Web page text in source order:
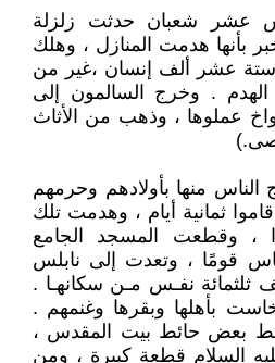
عشر شعبان حدثت زلزلة
بأنها هدمت المنازل ، وهلك
ستة عشر ألف إنسان ،غير من
. وخرج السالمون إلى
عملوها ، وذهب من الأثاث
الناس منها بأولادهم وحرمهم
ثمانية أيام ، وهدمت تلك
، وقطعت المسجد الجامع
قومًا ، وتعدت إلى نابلس
ثلثمائة نفـس مـن سكانهـا .
بأهلها وبقرها وغنمهم .
بعض حائط بيت المقدس ،
السلام قطعة كبيرة ، ومن